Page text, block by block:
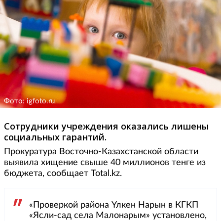
Фото: igfoto.ru
Сотрудники учреждения оказались лишены
социальных гарантий.
Прокуратура Восточно-Казахстанской области
выявила хищение свыше 40 миллионов тенге из
бюджета, сообщает Total.kz.
«Проверкой района Үлкен Нарын в КГКП
«Ясли-сад села Малонарым» установлено,